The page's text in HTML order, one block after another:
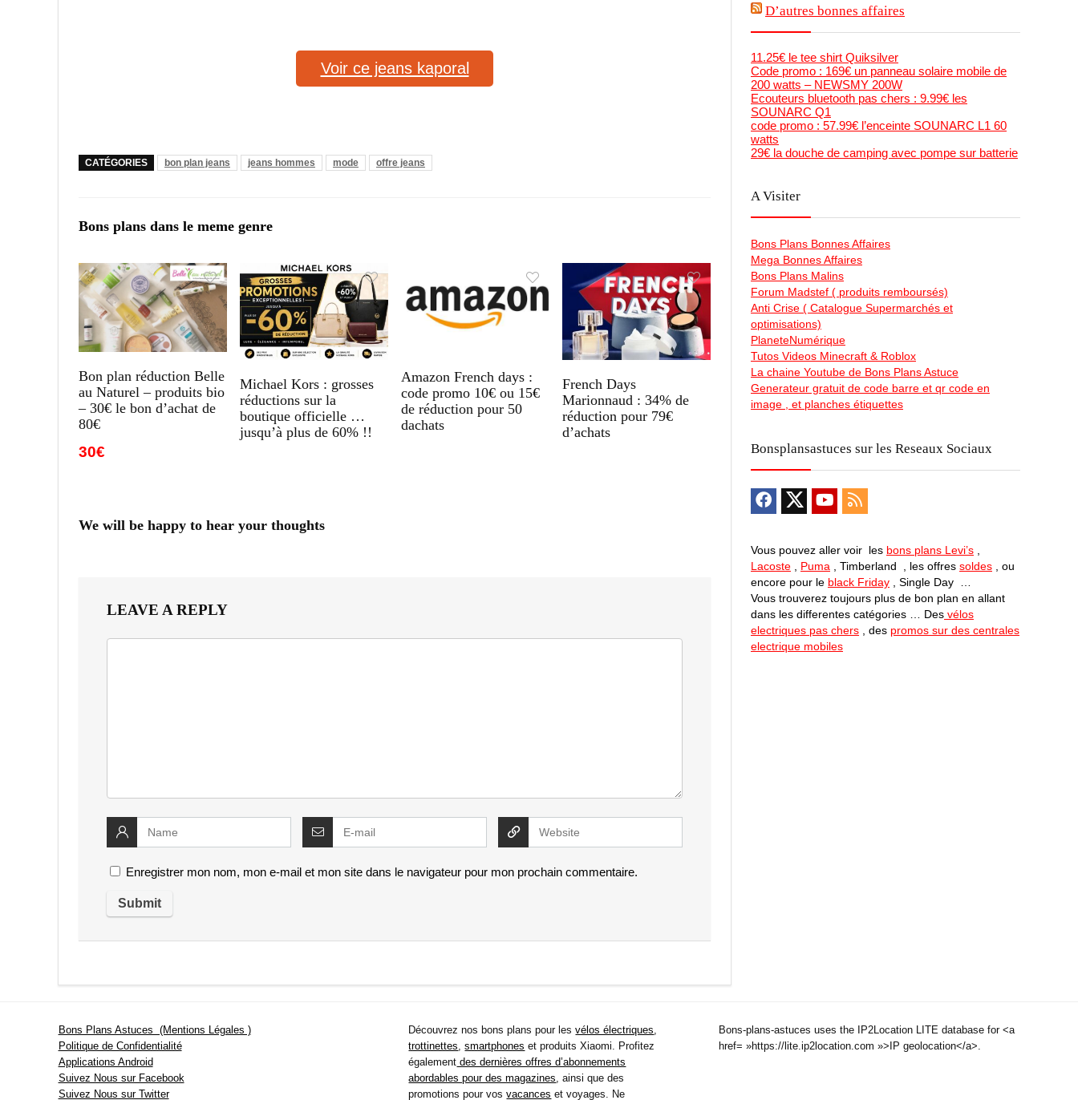
Voir ce jeans kaporal
CATÉGORIES bon plan jeans jeans hommes mode offre jeans
Bons plans dans le meme genre
Bon plan réduction Belle
au Naturel – produits bio
– 30€ le bon d’achat de
80€
30€
Michael Kors : grosses
réductions sur la
boutique officielle …
jusqu’à plus de 60% !!
Amazon French days :
code promo 10€ ou 15€
de réduction pour 50
dachats
French Days
Marionnaud : 34% de
réduction pour 79€
d’achats
We will be happy to hear your thoughts
LEAVE A REPLY
Enregistrer mon nom, mon e-mail et mon site dans le navigateur pour mon prochain commentaire.
D’autres bonnes affaires
11.25€ le tee shirt Quiksilver
Code promo : 169€ un panneau solaire mobile de
200 watts – NEWSMY 200W
Ecouteurs bluetooth pas chers : 9.99€ les
SOUNARC Q1
code promo : 57.99€ l’enceinte SOUNARC L1 60
watts
29€ la douche de camping avec pompe sur batterie
A Visiter
Bons Plans Bonnes Affaires
Mega Bonnes Affaires
Bons Plans Malins
Forum Madstef ( produits remboursés)
Anti Crise ( Catalogue Supermarchés et
optimisations)
PlaneteNumérique
Tutos Videos Minecraft & Roblox
La chaine Youtube de Bons Plans Astuce
Generateur gratuit de code barre et qr code en
image , et planches étiquettes
Bonsplansastuces sur les Reseaux Sociaux
Vous pouvez aller voir les bons plans Levi’s
Lacoste
Puma , Timberland , les offres soldes , ou
encore pour le black Friday , Single Day …
Vous trouverez toujours plus de bon plan en allant
dans les differentes catégories … Des vélos
electriques pas chers , des promos sur des centrales
electrique mobiles
Bons Plans Astuces (Mentions Légales )
Politique de Confidentialité
Applications Android
Suivez Nous sur Facebook
Suivez Nous sur Twitter
Découvrez nos bons plans pour lesvélos électriques
trottinettes ,smartphones et produits Xiaomi. Profitez
également des dernières offres d’abonnements
abordables pour des magazines , ainsi que des
promotions pour vosvacances et voyages. Ne
Bons-plans-astuces uses the IP2Location LITE database for <a
href= »https://lite.ip2location.com »>IP geolocation</a>.